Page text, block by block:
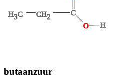
H3C CH2
C
O
H
butaanzuur